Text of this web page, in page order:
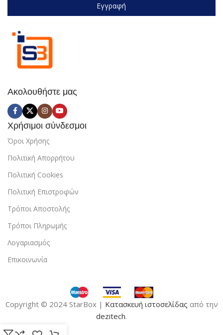
Ακολουθήστε μας
Χρήσιμοι σύνδεσμοι
Όροι Χρήσης
Πολιτική Απορρήτου
Πολιτική Cookies
Πολιτική Επιστροφών
Τρόποι Αποστολής
Τρόποι Πληρωμής
Λογαριασμός
Επικοινωνία
Copyright © 2024 StarBox | Κατασκευή ιστοσελίδας από την
dezitech.